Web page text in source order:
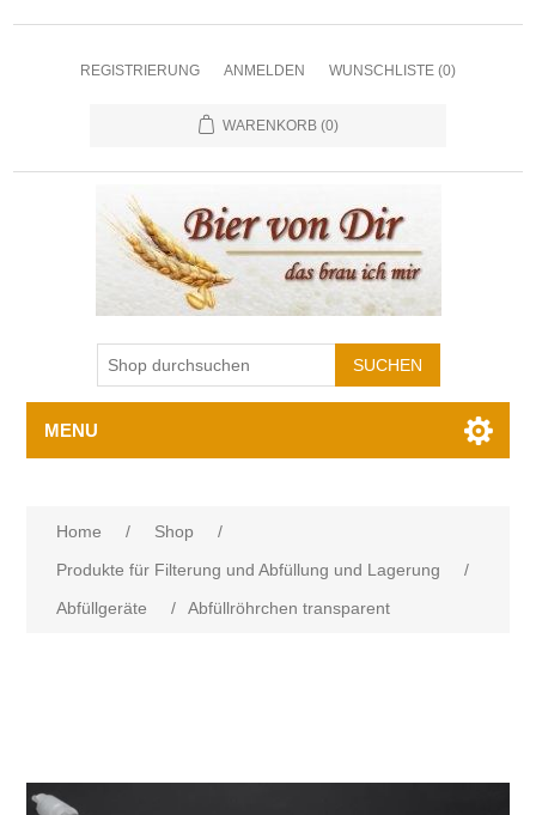
REGISTRIERUNG ANMELDEN WUNSCHLISTE (0)
WARENKORB (0)
MENU
Home / Shop
/
Produkte für Filterung und Abfüllung und Lagerung
/
Abfüllgeräte
/ Abfüllröhrchen transparent